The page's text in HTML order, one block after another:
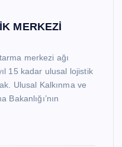
MERKEZİ
merkezi ağı
15 kadar ulusal lojistik
Ulusal Kalkınma ve